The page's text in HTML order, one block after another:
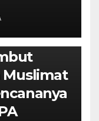
Muslimat